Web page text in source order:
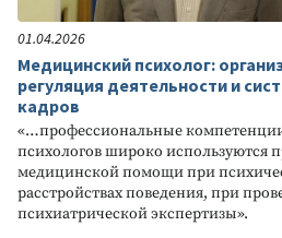
01.04.2026
Медицинский психолог:
регуляция деятельности и
кадров
«…профессиональные
психологов широко используются
медицинской помощи при
расстройствах поведения, при
психиатрической экспертизы».